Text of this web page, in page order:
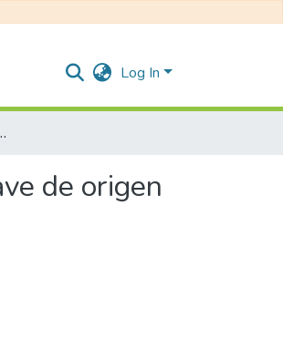
Log In
de origen desconocido en niños.
de origen